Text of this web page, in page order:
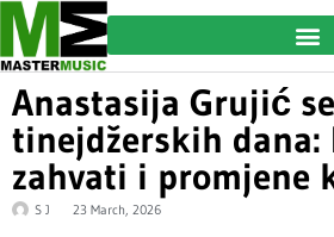
Anastasija Grujić
tinejdžerskih dana:
zahvati i promjene
S J 23 March, 2026